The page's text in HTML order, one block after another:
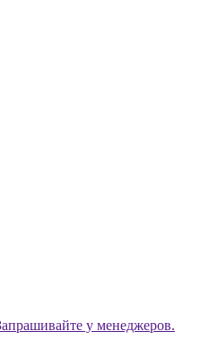
у менеджеров.